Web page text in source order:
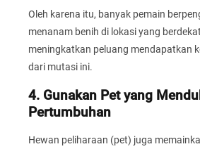
Oleh karena itu, banyak pemain
menanam benih di lokasi yang
meningkatkan peluang mendapatkan
dari mutasi ini.
4. Gunakan Pet yang
Pertumbuhan
Hewan peliharaan (pet) juga